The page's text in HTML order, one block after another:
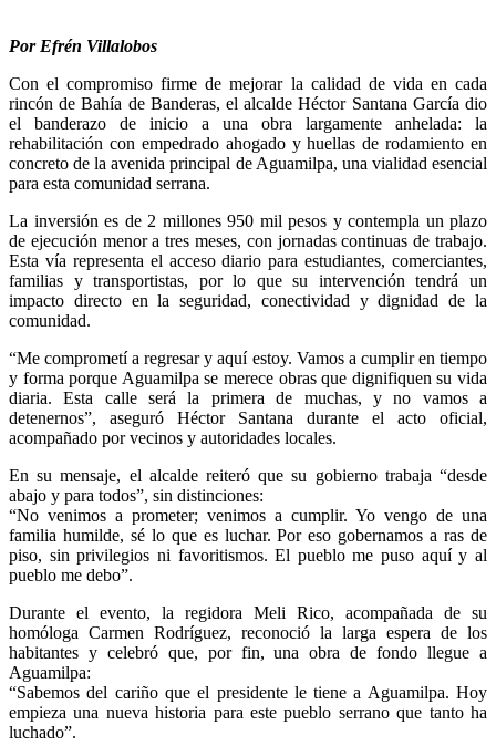
Por Efrén Villalobos
Con el compromiso firme de mejorar la calidad de vida en cada
rincón de Bahía de Banderas, el alcalde Héctor Santana García dio
el banderazo de inicio a una obra largamente anhelada: la
rehabilitación con empedrado ahogado y huellas de rodamiento en
concreto de la avenida principal de Aguamilpa, una vialidad esencial
para esta comunidad serrana.
La inversión es de 2 millones 950 mil pesos y contempla un plazo
de ejecución menor a tres meses, con jornadas continuas de trabajo.
Esta vía representa el acceso diario para estudiantes, comerciantes,
familias y transportistas, por lo que su intervención tendrá un
impacto directo en la seguridad, conectividad y dignidad de la
comunidad.
“Me comprometí a regresar y aquí estoy. Vamos a cumplir en tiempo
y forma porque Aguamilpa se merece obras que dignifiquen su vida
diaria. Esta calle será la primera de muchas, y no vamos a
detenernos”, aseguró Héctor Santana durante el acto oficial,
acompañado por vecinos y autoridades locales.
En su mensaje, el alcalde reiteró que su gobierno trabaja “desde
abajo y para todos”, sin distinciones:
“No venimos a prometer; venimos a cumplir. Yo vengo de una
familia humilde, sé lo que es luchar. Por eso gobernamos a ras de
piso, sin privilegios ni favoritismos. El pueblo me puso aquí y al
pueblo me debo”.
Durante el evento, la regidora Meli Rico, acompañada de su
homóloga Carmen Rodríguez, reconoció la larga espera de los
habitantes y celebró que, por fin, una obra de fondo llegue a
Aguamilpa:
“Sabemos del cariño que el presidente le tiene a Aguamilpa. Hoy
empieza una nueva historia para este pueblo serrano que tanto ha
luchado”.